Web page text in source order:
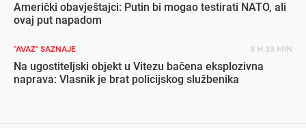
Američki obavještajci: Putin bi mogao testirati NATO, ali
ovaj put napadom
"AVAZ" SAZNAJE 8 H 33 MIN
Na ugostiteljski objekt u Vitezu bačena eksplozivna
naprava: Vlasnik je brat policijskog službenika